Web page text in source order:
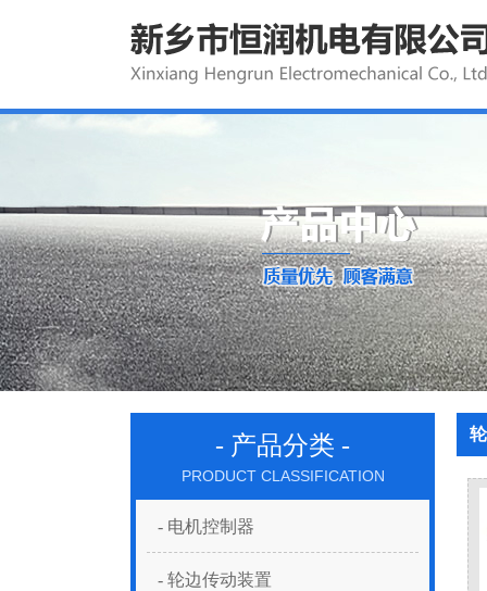
- 产品分类 -
PRODUCT CLASSIFICATION
- 电机控制器
- 轮边传动装置